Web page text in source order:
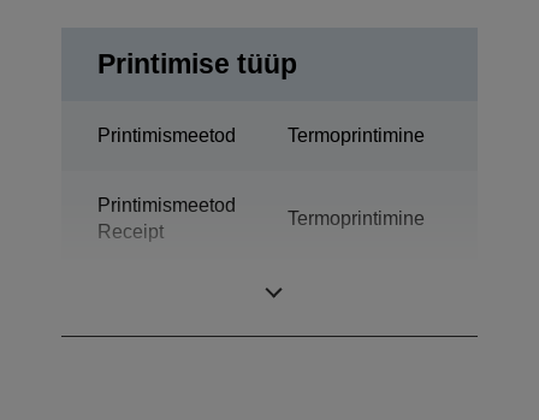
Printimise tüüp
Printimismeetod Termoprintimine
Printimismeetod
Receipt
Termoprintimine